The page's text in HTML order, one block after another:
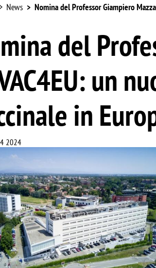
News Nomina del Professor Giampiero
del
un
in
2024